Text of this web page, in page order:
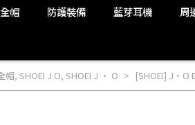
帽 防護裝備 藍芽耳機 周
帽, SHOEI J.O, SHOEI J · O [SHOEI] J・O